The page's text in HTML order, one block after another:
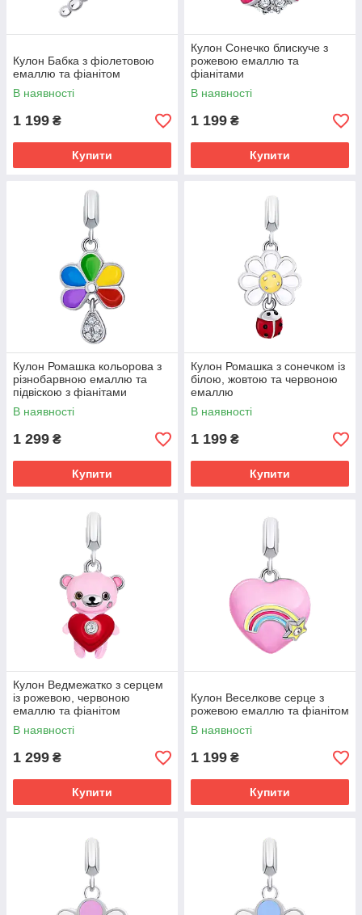
Кулон Бабка з фіолетовою
емаллю та фіанітом
В наявності
1 199 ₴
Купити
Кулон Сонечко блискуче з
рожевою емаллю та
фіанітами
В наявності
1 199 ₴
Купити
Кулон Ромашка кольорова з
різнобарвною емаллю та
підвіскою з фіанітами
В наявності
1 299 ₴
Купити
Кулон Ромашка з сонечком із
білою, жовтою та червоною
емаллю
В наявності
1 199 ₴
Купити
Кулон Ведмежатко з серцем
із рожевою, червоною
емаллю та фіанітом
В наявності
1 299 ₴
Купити
Кулон Веселкове серце з
рожевою емаллю та фіанітом
В наявності
1 199 ₴
Купити